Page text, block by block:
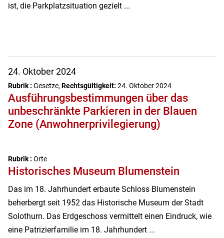
ist, die Parkplatzsituation gezielt ...
Ausführungsbestimmungen über das
unbeschränkte Parkieren in der Blauen
Zone (Anwohnerprivilegierung)
24. Oktober 2024
Rubrik : Gesetze, Rechtsgültigkeit: 24. Oktober 2024
Historisches Museum Blumenstein
Rubrik : Orte
Das im 18. Jahrhundert erbaute Schloss Blumenstein
beherbergt seit 1952 das Historische Museum der Stadt
Solothurn. Das Erdgeschoss vermittelt einen Eindruck, wie
eine Patrizierfamilie im 18. Jahrhundert ...